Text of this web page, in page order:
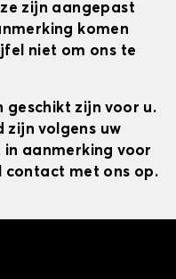
zijn aangepast
komen
niet om ons te
zijn voor u.
zijn volgens uw
aanmerking voor
contact met ons op.